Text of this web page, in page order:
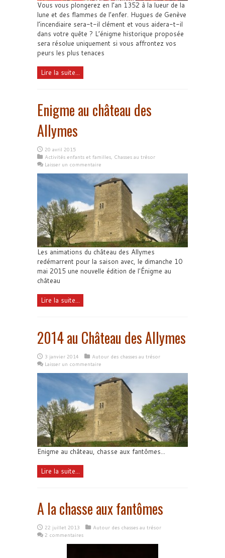
Vous vous plongerez en l’an 1352 à la lueur de la
lune et des flammes de l’enfer. Hugues de Genève
l’incendiaire sera-t-il clément et vous aidera-t-il
dans votre quête ? L’énigme historique proposée
sera résolue uniquement si vous affrontez vos
peurs les plus tenaces
Lire la suite...
Enigme au château des
Allymes
20 avril 2015
Activités enfants et familles, Chasses au trésor
Laisser un commentaire
Les animations du château des Allymes
redémarrent pour la saison avec, le dimanche 10
mai 2015 une nouvelle édition de l'Énigme au
château
Lire la suite...
2014 au Château des Allymes
3 janvier 2014
Autour des chasses au trésor
Laisser un commentaire
Enigme au château, chasse aux fantômes...
Lire la suite...
A la chasse aux fantômes
22 juillet 2013
Autour des chasses au trésor
2 commentaires